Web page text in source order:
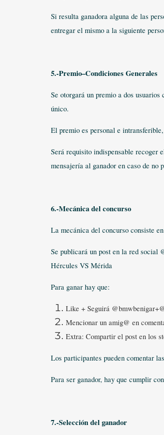
Si resulta ganadora alguna de las
entregar el mismo a la siguiente
5.-Premio–Condiciones Generales
Se otorgará un premio a dos
único.
El premio es personal e
Será requisito indispensable recoger
mensajería al ganador en caso de no
6.-Mecánica del concurso
La mecánica del concurso consiste
Se publicará un post en la red social
Hércules VS Mérida
Para ganar hay que:
Like + Seguirá
Mencionar un amig@ en
Extra: Compartir el post en los
Los participantes pueden comentar
Para ser ganador, hay que cumplir
7.-Selección del ganador